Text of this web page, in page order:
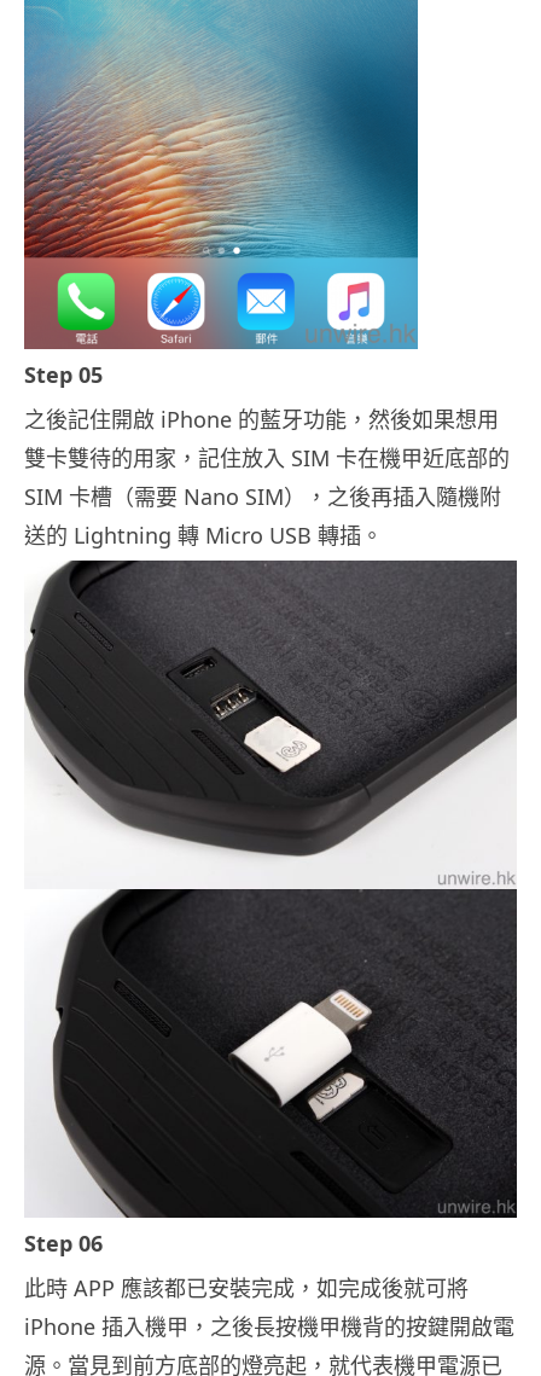
Step 05
之後記住開啟 iPhone 的藍牙功能，然後如果想用
雙卡雙待的用家，記住放入 SIM 卡在機甲近底部的
SIM 卡槽（需要 Nano SIM），之後再插入隨機附
送的 Lightning 轉 Micro USB 轉插。
Step 06
此時 APP 應該都已安裝完成，如完成後就可將
iPhone 插入機甲，之後長按機甲機背的按鍵開啟電
源。當見到前方底部的燈亮起，就代表機甲電源已